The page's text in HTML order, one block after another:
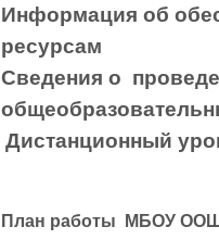
Информация об
ресурсам
Сведения о
Дистанционный
План работы МБОУ ООШ